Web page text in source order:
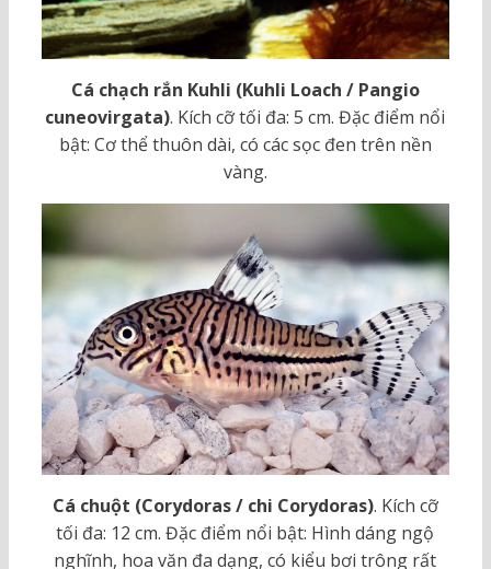
Cá chạch rắn Kuhli (Kuhli Loach / Pangio
cuneovirgata). Kích cỡ tối đa: 5 cm. Đặc điểm nổi
bật: Cơ thể thuôn dài, có các sọc đen trên nền
vàng.
Cá chuột (Corydoras / chi Corydoras). Kích cỡ
tối đa: 12 cm. Đặc điểm nổi bật: Hình dáng ngộ
nghĩnh, hoa văn đa dạng, có kiểu bơi trông rất